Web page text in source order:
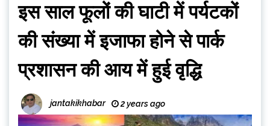
इस साल फूलों की घाटी में पर्यटकों
की संख्या में इजाफा होने से पार्क
प्रशासन की आय में हुई वृद्धि
jantakikhabar 2 years ago